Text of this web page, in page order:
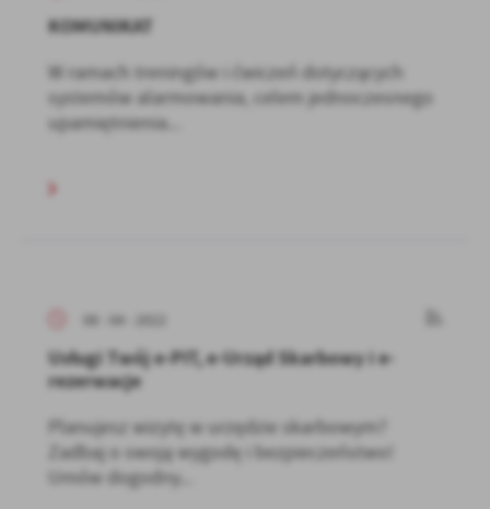
KOMUNIKAT
W ramach treningów i ćwiczeń dotyczących
systemów alarmowania, celem jednoczesnego
upamiętnienia...
08 - 04 - 2022
Usługi Twój e-PIT, e-Urząd Skarbowy i e-
rezerwacje
Planujesz wizytę w urzędzie skarbowym?
Zadbaj o swoją wygodę i bezpieczeństwo!
Umów dogodny...